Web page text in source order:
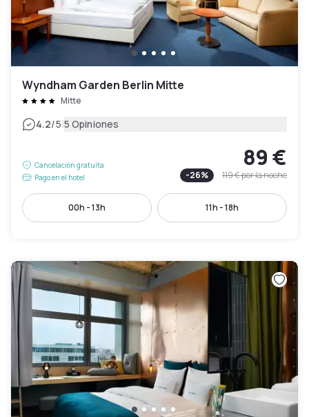
Wyndham Garden Berlin Mitte
Mitte
4.2/5|5 Opiniones
Cancelación gratuita
Pago en el hotel
89 €
-26% 119 €por la noche
00h - 13h 11h - 18h